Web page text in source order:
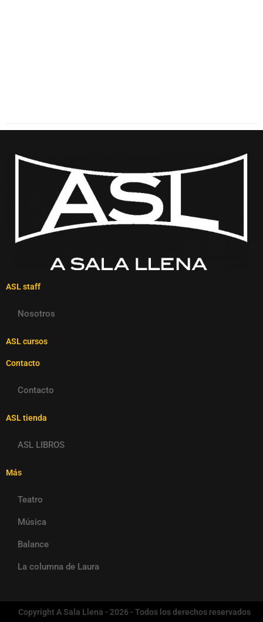
ASL staff
Nosotros
ASL cursos
Contacto
Contacto
ASL tienda
ASL LIBROS
Más
Teatro
Música
Balance
La columna de Laura
Copyright A Sala Llena - 2026 - Todos los derechos reservados